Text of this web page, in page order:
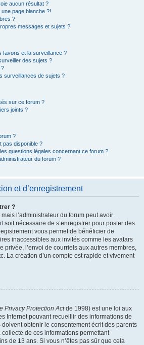
aucun résultat ?
page blanche ?!
?
messages et sujets ?
favoris et la surveillance ?
des sujets ?
?
surveillances de sujets ?
sur ce forum ?
joints ?
?
pas disponible ?
questions légales concernant ce forum ?
du forum ?
et d’enregistrement
?
l’administrateur du forum peut avoir
soit nécessaire de s’enregistrer pour poster des
vous permet de bénéficier de
inaccessibles aux invités comme les avatars
privée, l’envoi de courriels aux autres membres,
La création d’un compte est rapide et vivement
Privacy Protection Actde 1998) est une loi aux
Internet pouvant recueillir des informations de
obtenir le consentement écrit des parents
de ces informations permettant
de 13 ans. Si vous n’êtes pas sûr que cela